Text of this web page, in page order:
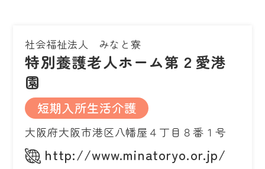
社会福祉法人 みなと寮
特別養護老人ホーム第２愛港
園
短期入所生活介護
大阪府大阪市港区八幡屋４丁目８番１号
http://www.minatoryo.or.jp/